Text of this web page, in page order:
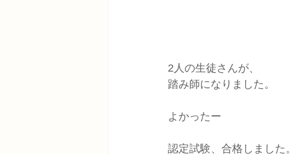
2人の生徒さんが、
踏み師になりました。
よかったー
認定試験、合格しました。